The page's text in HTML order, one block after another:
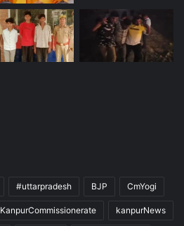
#uttarpradesh BJP CmYogi
KanpurCommissionerate kanpurNews